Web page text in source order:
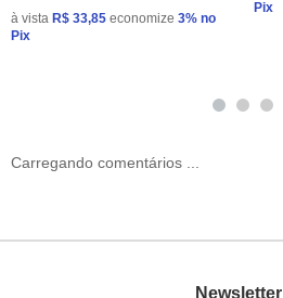
à vista R$ 33,85 economize 3% no
Pix
Pix
Carregando comentários ...
Newsletter